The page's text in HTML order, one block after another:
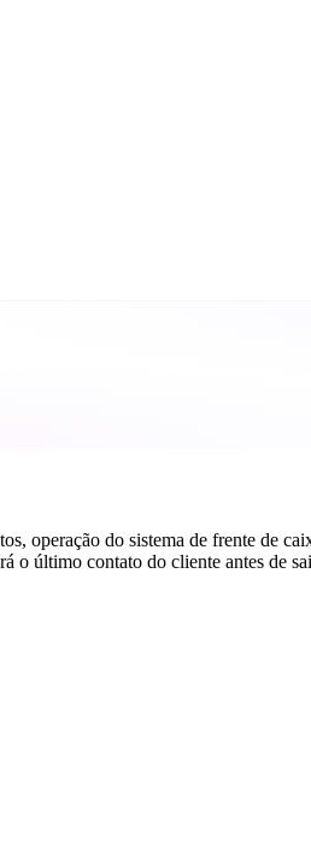
operação do sistema de frente de
o último contato do cliente antes de